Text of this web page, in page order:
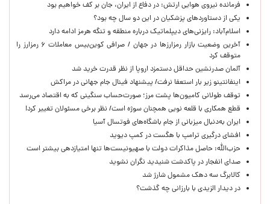
فرمانده نیروی هوایی ارتش: در دفاع از ایران، جان بر کف خواهیم بود
یکی از دستاوردهای پزشکیان در این دو سال چه بود؟
اسلام‌آباد: رایزنی‌های دیپلماتیک درباره منطقه و تنگه هرمز ادامه دارد
آخرین وضعیت بازار رمزارزها در جهان / صرافی کوین‌بیس معاملات ۶ رمزارز را
متوقف کرد
آلمان صدرنشین حداقل دستمزد اروپا از نظر قدرت خرید شد
اینفانتینو زیر بار استعفا نرفت/ پیشنهاد فینال جام جهانی در مراکش
توقف طولانی کامیون‌ها پشت مرز؛ صورت‌حساب سنگینی که به اقتصاد می‌رسد
قطع همکاری با قلعه نویی همچنان سوژه است/ نظر برخی مسئولان تغییر کرد!
ایران به‌دنبال میزبانی از جام باشگاه‌های فوتسال آسیا
افشای درگیری ترامپ با هگست در کمپ دیوید
حزب‌الله: حاصل مذاکرات دولت با صهیونیست‌ها تنها امتیازدهی‌ بیشتر است
صدای انفجار در پاکدشت شنیدید نگران نشوید
کالابرگ سه دهک مشمول شارژ شد
در دیدار الزیدی با بارزانی چه گذشت؟